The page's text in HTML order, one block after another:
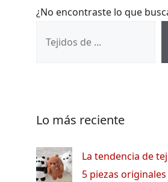
¿No encontraste lo que
Lo más reciente
La tendencia de
5 piezas originales